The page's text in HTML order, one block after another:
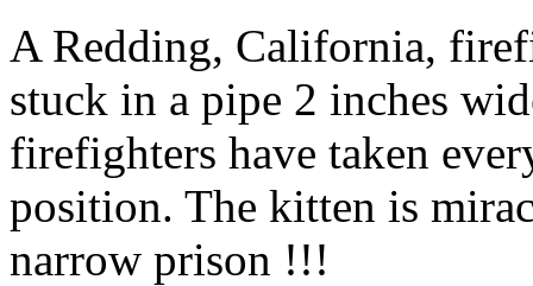
A Redding, California,
stuck in a pipe 2 inches
firefighters have taken
position. The kitten is
narrow prison !!!